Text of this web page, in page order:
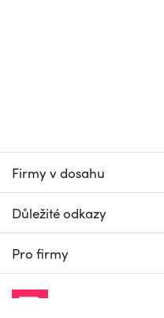
Firmy v dosahu
Důležité odkazy
Pro firmy